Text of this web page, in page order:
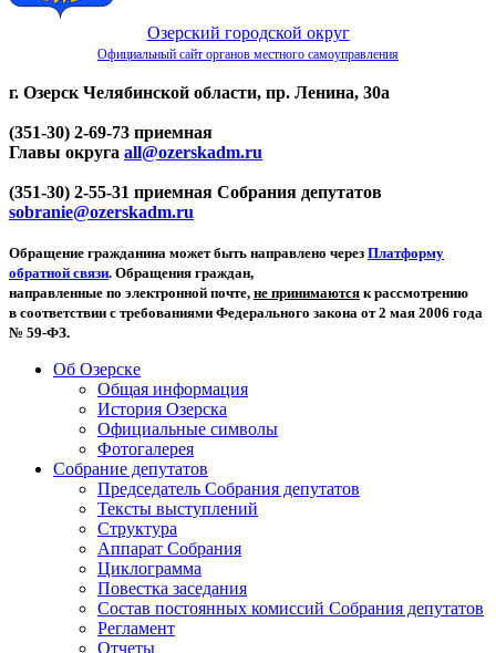
Озерский городской округ
Официальный сайт органов местного самоуправления
г. Озерск Челябинской области, пр. Ленина, 30а
(351-30) 2-69-73 приемная
Главы округа all@ozerskadm.ru
(351-30) 2-55-31 приемная Собрания депутатов
sobranie@ozerskadm.ru
Обращение гражданина может быть направлено через Платформу
обратной связи. Обращения граждан,
направленные по электронной почте, не принимаются к рассмотрению
в соответствии с требованиями Федерального закона от 2 мая 2006 года
№ 59-ФЗ.
Об Озерске
Общая информация
История Озерска
Официальные символы
Фотогалерея
Собрание депутатов
Председатель Собрания депутатов
Тексты выступлений
Структура
Аппарат Собрания
Циклограмма
Повестка заседания
Состав постоянных комиссий Собрания депутатов
Регламент
Отчеты